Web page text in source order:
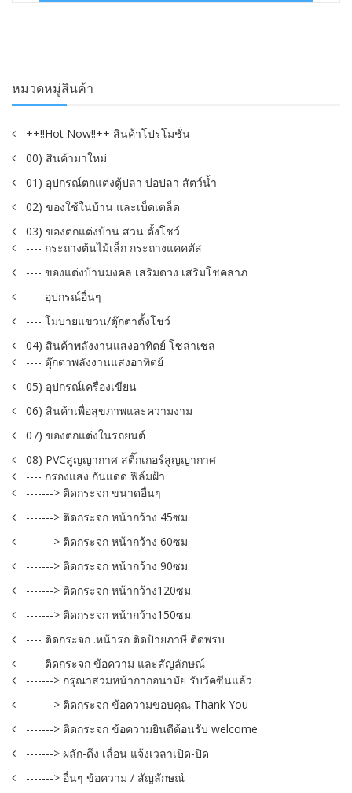
หมวดหมู่สินค้า
++!!Hot Now!!++ สินค้าโปรโมชั่น
00) สินค้ามาใหม่
01) อุปกรณ์ตกแต่งตู้ปลา บ่อปลา สัตว์น้ำ
02) ของใช้ในบ้าน และเบ็ดเตล็ด
03) ของตกแต่งบ้าน สวน ตั้งโชว์
---- กระถางต้นไม้เล็ก กระถางแคคตัส
---- ของแต่งบ้านมงคล เสริมดวง เสริมโชคลาภ
---- อุปกรณ์อื่นๆ
---- โมบายแขวน/ตุ๊กตาตั้งโชว์
04) สินค้าพลังงานแสงอาทิตย์ โซล่าเซล
---- ตุ๊กตาพลังงานแสงอาทิตย์
05) อุปกรณ์เครื่องเขียน
06) สินค้าเพื่อสุขภาพและความงาม
07) ของตกแต่งในรถยนต์
08) PVCสูญญากาศ สติ๊กเกอร์สูญญากาศ
---- กรองแสง กันแดด ฟิล์มฝ้า
-------> ติดกระจก ขนาดอื่นๆ
-------> ติดกระจก หน้ากว้าง 45ซม.
-------> ติดกระจก หน้ากว้าง 60ซม.
-------> ติดกระจก หน้ากว้าง 90ซม.
-------> ติดกระจก หน้ากว้าง120ซม.
-------> ติดกระจก หน้ากว้าง150ซม.
---- ติดกระจก .หน้ารถ ติดป้ายภาษี ติดพรบ
---- ติดกระจก ข้อความ และสัญลักษณ์
-------> กรุณาสวมหน้ากากอนามัย รับวัคซีนแล้ว
-------> ติดกระจก ข้อความขอบคุณ Thank You
-------> ติดกระจก ข้อความยินดีต้อนรับ welcome
-------> ผลัก-ดึง เลื่อน แจ้งเวลาเปิด-ปิด
-------> อื่นๆ ข้อความ / สัญลักษณ์